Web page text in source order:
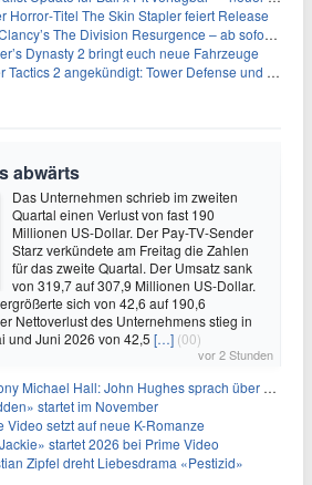
Horror‑Titel The Skin Stapler feiert Release
The Division Resurgence – ab sofort für euch verfügbar
Dynasty 2 bringt euch neue Fahrzeuge
2 angekündigt: Tower Defense und Deckbuilding Kombo kehrt zurück
abwärts
Das Unternehmen schrieb im zweiten
Quartal einen Verlust von fast 190
Millionen US-Dollar. Der Pay-TV-Sender
Starz verkündete am Freitag die Zahlen
für das zweite Quartal. Der Umsatz sank
von 319,7 auf 307,9 Millionen US-Dollar.
sich von 42,6 auf 190,6
Nettoverlust des Unternehmens stieg in
und Juni 2026 von 42,5 […] (00)
vor 2 Stunden
Hall: John Hughes sprach über eine Fortsetzung von 'The Breakfast Club'
startet im November
Video setzt auf neue K-Romanze
startet 2026 bei Prime Video
Zipfel dreht Liebesdrama «Pestizid»